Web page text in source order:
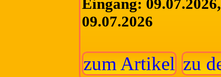
Eingang:
09.07.2026
zum Artikel zu